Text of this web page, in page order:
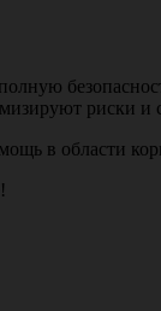
риски
в области